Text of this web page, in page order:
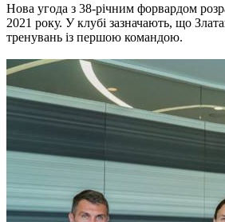
Нова угода з 38-річним форвардом
2021 року. У клубі зазначають, що
тренувань із першою командою.